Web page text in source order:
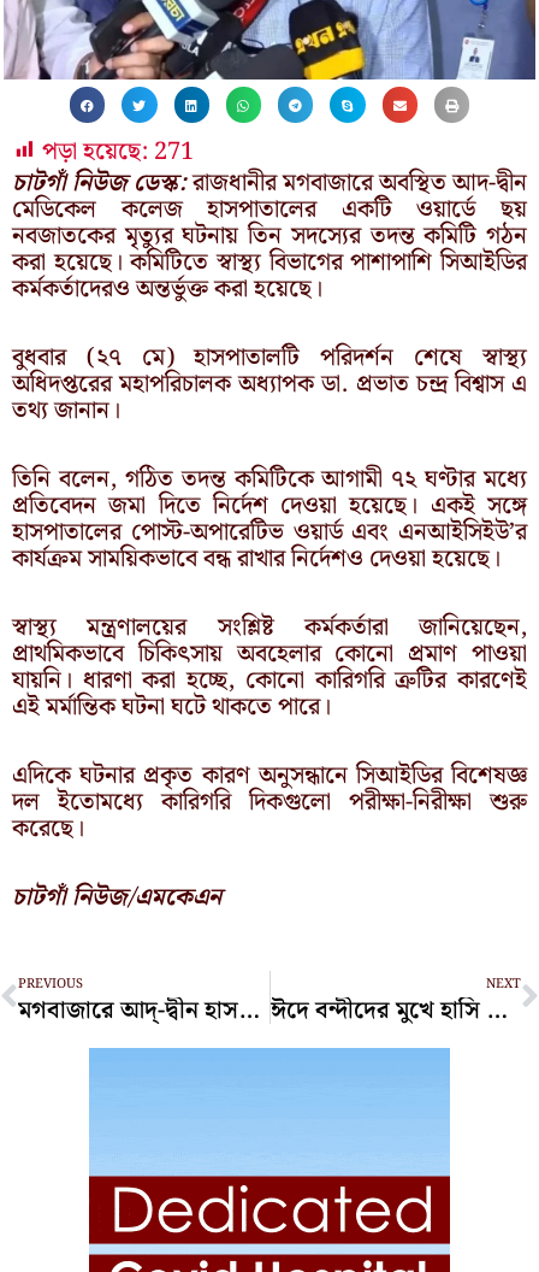
পড়া হয়েছে: 271
চাটগাঁ নিউজ ডেস্ক:রাজধানীর মগবাজারে অবস্থিত আদ-দ্বীন
মেডিকেল কলেজ হাসপাতালের একটি ওয়ার্ডে ছয়
নবজাতকের মৃত্যুর ঘটনায় তিন সদস্যের তদন্ত কমিটি গঠন
করা হয়েছে। কমিটিতে স্বাস্থ্য বিভাগের পাশাপাশি সিআইডির
কর্মকর্তাদেরও অন্তর্ভুক্ত করা হয়েছে।
বুধবার (২৭ মে) হাসপাতালটি পরিদর্শন শেষে স্বাস্থ্য
অধিদপ্তরের মহাপরিচালক অধ্যাপক ডা. প্রভাত চন্দ্র বিশ্বাস এ
তথ্য জানান।
তিনি বলেন, গঠিত তদন্ত কমিটিকে আগামী ৭২ ঘণ্টার মধ্যে
প্রতিবেদন জমা দিতে নির্দেশ দেওয়া হয়েছে। একই সঙ্গে
হাসপাতালের পোস্ট-অপারেটিভ ওয়ার্ড এবং এনআইসিইউ’র
কার্যক্রম সাময়িকভাবে বন্ধ রাখার নির্দেশও দেওয়া হয়েছে।
স্বাস্থ্য মন্ত্রণালয়ের সংশ্লিষ্ট কর্মকর্তারা জানিয়েছেন,
প্রাথমিকভাবে চিকিৎসায় অবহেলার কোনো প্রমাণ পাওয়া
যায়নি। ধারণা করা হচ্ছে, কোনো কারিগরি ত্রুটির কারণেই
এই মর্মান্তিক ঘটনা ঘটে থাকতে পারে।
এদিকে ঘটনার প্রকৃত কারণ অনুসন্ধানে সিআইডির বিশেষজ্ঞ
দল ইতোমধ্যে কারিগরি দিকগুলো পরীক্ষা-নিরীক্ষা শুরু
করেছে।
চাটগাঁ নিউজ/এমকেএন
Prev
PREVIOUS
মগবাজারে আদ্-দ্বীন হাসপাতালে একসঙ্গে ৬ নবজাতকের মৃত্যু, তদন্ত চলছে
NEXT
ঈদে বন্দীদের মুখে হাসি ফোটাতে চট্টগ্রাম কারাগারের বিশেষ আয়োজন